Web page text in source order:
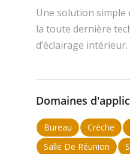
Une solution
la toute dernière
d’éclairage intérieur.
Domaines
Bureau Crèche
Salle De Réunion